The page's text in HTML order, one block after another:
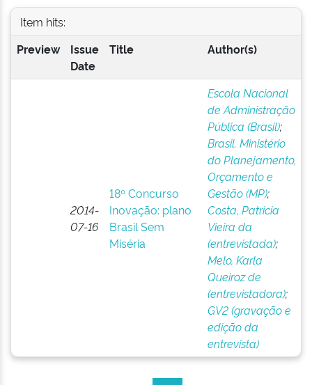
Item hits:
Preview
Issue
Date
Title Author(s)
2014-
07-16
18º Concurso
Inovação: plano
Brasil Sem
Miséria
Escola Nacional
de Administração
Pública (Brasil);
Brasil. Ministério
do Planejamento,
Orçamento e
Gestão (MP);
Costa, Patricia
Vieira da
(entrevistada);
Melo, Karla
Queiroz de
(entrevistadora);
GV2 (gravação e
edição da
entrevista)